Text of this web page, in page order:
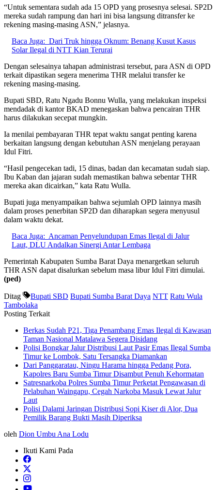
“Untuk sementara sudah ada 15 OPD yang prosesnya selesai. SP2D
mereka sudah rampung dan hari ini bisa langsung ditransfer ke
rekening masing-masing ASN,” jelasnya.
Baca Juga: Dari Truk hingga Oknum: Benang Kusut Kasus
Solar Ilegal di NTT Kian Terurai
Dengan selesainya tahapan administrasi tersebut, para ASN di OPD
terkait dipastikan segera menerima THR melalui transfer ke
rekening masing-masing.
Bupati SBD, Ratu Ngadu Bonnu Wulla, yang melakukan inspeksi
mendadak di kantor BKAD menegaskan bahwa pencairan THR
harus dilakukan secepat mungkin.
Ia menilai pembayaran THR tepat waktu sangat penting karena
berkaitan langsung dengan kebutuhan ASN menjelang perayaan
Idul Fitri.
“Hasil pengecekan tadi, 15 dinas, badan dan kecamatan sudah siap.
Ibu Kaban dan jajaran sudah memastikan bahwa sebentar THR
mereka akan dicairkan,” kata Ratu Wulla.
Bupati juga menyampaikan bahwa sejumlah OPD lainnya masih
dalam proses penerbitan SP2D dan diharapkan segera menyusul
dalam waktu dekat.
Baca Juga: Ancaman Penyelundupan Emas Ilegal di Jalur
Laut, DLU Andalkan Sinergi Antar Lembaga
Pemerintah Kabupaten Sumba Barat Daya menargetkan seluruh
THR ASN dapat disalurkan sebelum masa libur Idul Fitri dimulai.
(ped)
Ditag Bupati SBD Bupati Sumba Barat Daya NTT Ratu Wula
Tambolaka
Posting Terkait
Berkas Sudah P21, Tiga Penambang Emas Ilegal di Kawasan
Taman Nasional Matalawa Segera Disidang
Polisi Bongkar Jalur Distribusi Laut Pasir Emas Ilegal Sumba
Timur ke Lombok, Satu Tersangka Diamankan
Dari Panggaratau, Ningu Harama hingga Pedang Pora,
Kapolres Baru Sumba Timur Disambut Penuh Kehormatan
Satresnarkoba Polres Sumba Timur Perketat Pengawasan di
Pelabuhan Waingapu, Cegah Narkoba Masuk Lewat Jalur
Laut
Polisi Dalami Jaringan Distribusi Sopi Kiser di Alor, Dua
Pemilik Barang Bukti Masih Diperiksa
oleh Dion Umbu Ana Lodu
Ikuti Kami Pada